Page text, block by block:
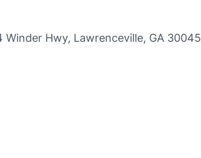
Hwy, Lawrenceville, GA 30045